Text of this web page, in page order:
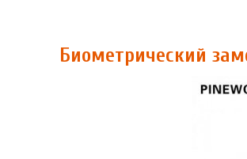
Биометрический